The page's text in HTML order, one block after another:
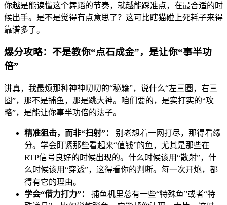
你越是能读懂这个舞蹈的节奏，就越能踩准点，在最合适的时
候出手。是不是觉得有点意思了？这可比瞎猫碰上死耗子来得
靠谱多了。
爆分攻略：不是教你“点石成金”，是让你“事半功
倍”
讲真，我最烦那种神神叨叨的“秘籍”，说什么“左三圈，右三
圈”，那不是捕鱼，那是跳大神。咱们要的，是实打实的“攻
略”，是能让你事半功倍的法子。
精准狙击，而非“扫射”：
别老想着一网打尽，那得看缘
分。学会盯紧那些看起来“值钱”的鱼，尤其是那些在
RTP信号良好的时候出现的。什么时候该用“散射”，什
么时候该用“穿透”，这得看你的判断。每一次开炮，都
得有它的理由。
学会“借力打力”：
捕鱼机里总有一些“特殊鱼”或者“特